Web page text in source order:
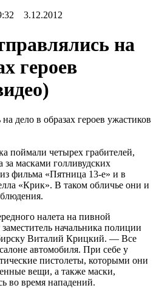
3.12.2012
на
героев
поймали четырех грабителей,
за масками голливудских
фильма «Пятница 13-е» и в
«Крик». В таком обличье они и
налета на пивной
начальника полиции
Виталий Крицкий. — Все
автомобиля. При себе у
пистолеты, которыми они
вещи, а также маски,
во время нападений.